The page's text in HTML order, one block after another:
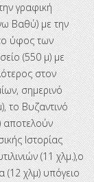
γραφική
Βαθύ) με την
ύφος των
(550 μ) με
στον
σημερινό
το Βυζαντινό
αποτελούν
Ιστορίας
(11 χλμ.),ο
(12 χλμ) υπόγειο